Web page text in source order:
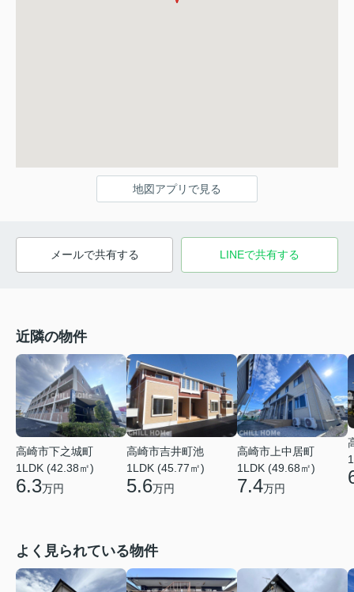
地図アプリで見る
メールで共有する LINEで共有する
近隣の物件
高崎市下之城町
1LDK (42.38㎡)
6.3万円
高崎市吉井町池
1LDK (45.77㎡)
5.6万円
高崎市上中居町
1LDK (49.68㎡)
7.4万円
よく見られている物件